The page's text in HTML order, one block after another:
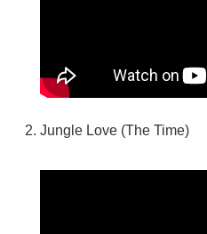
Jungle Love (The Time)